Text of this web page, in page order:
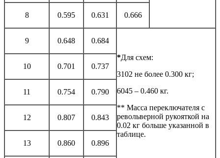
8 0.595 0.631 0.666
9 0.648
0.684
*Для схем:
3102 не более 0.300 кг;
6045 – 0.460 кг.
** Масса переключателя с
револьверной рукояткой на
0.02 кг больше указанной в
таблице.
10 0.701 0.737
11 0.754 0.790
12 0.807 0.843
13 0.860 0.896